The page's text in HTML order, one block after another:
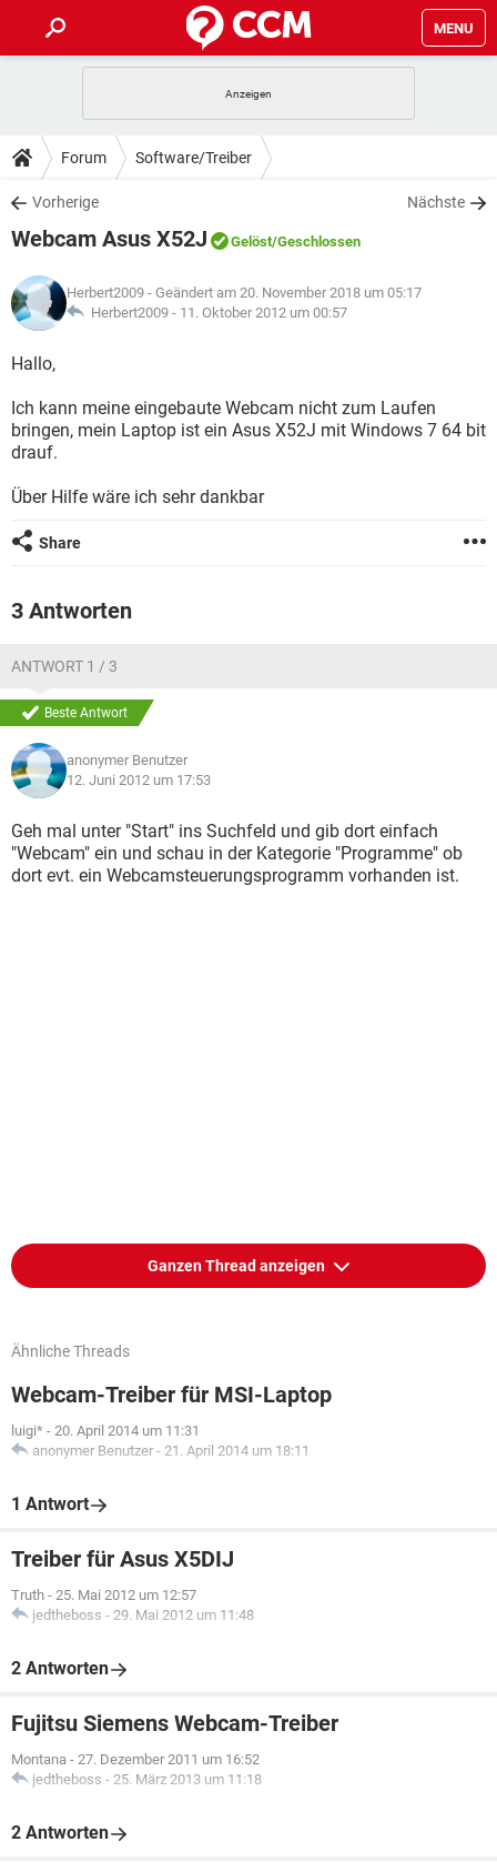
MENU
ANDROID IOS
WINDOWS 10
WHATSAPP TIKTOK
FACEBOOK
TIPPS & TRICKS
SPIELE
WHATSAPP TIKTOK
FACEBOOK
DOWNLOADS
SPIELE STREAMING
ANDROID
WINDOWS 10 INSTAGRAM
WHATSAPP
SPIELE STREAMING
ANDROID
WINDOWS 10
WHATSAPP TIKTOK
FACEBOOK
LEXIKON
SPIELE
WINDOWS 10 INSTAGRAM
FACEBOOK
Forum Software/Treiber
Vorherige Nächste
Webcam Asus X52J Gelöst/Geschlossen
Herbert2009 - Geändert am 20. November 2018 um 05:17
Herbert2009 - 11. Oktober 2012 um 00:57
Hallo,
Ich kann meine eingebaute Webcam nicht zum Laufen
bringen, mein Laptop ist ein Asus X52J mit Windows 7 64 bit
drauf.
Über Hilfe wäre ich sehr dankbar
Share
3 Antworten
ANTWORT 1 / 3
Beste Antwort
anonymer Benutzer
12. Juni 2012 um 17:53
Geh mal unter "Start" ins Suchfeld und gib dort einfach
"Webcam" ein und schau in der Kategorie "Programme" ob
dort evt. ein Webcamsteuerungsprogramm vorhanden ist.
Ganzen Thread anzeigen
Ähnliche Threads
Webcam-Treiber für MSI-Laptop
luigi* - 20. April 2014 um 11:31
anonymer Benutzer - 21. April 2014 um 18:11
1 Antwort
Treiber für Asus X5DIJ
Truth - 25. Mai 2012 um 12:57
jedtheboss - 29. Mai 2012 um 11:48
2 Antworten
Fujitsu Siemens Webcam-Treiber
Montana - 27. Dezember 2011 um 16:52
jedtheboss - 25. März 2013 um 11:18
2 Antworten